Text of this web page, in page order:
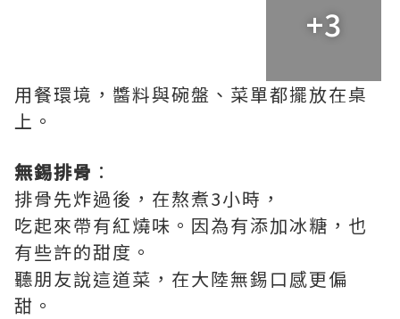
+3
用餐環境，醬料與碗盤、菜單都擺放在桌
上。
無錫排骨 ：
排骨先炸過後，在熬煮3小時，
吃起來帶有紅燒味。因為有添加冰糖，也
有些許的甜度。
聽朋友說這道菜，在大陸無錫口感更偏
甜。